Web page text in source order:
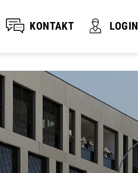
KONTAKT LOGIN